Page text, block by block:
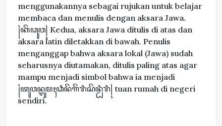
menggunakannya sebagai rujukan untuk belajar
membaca dan menulis dengan aksara Jawa.
꧌ꦏꦼꦣꦸꦮ꧍ Kedua, aksara Jawa ditulis di atas dan
aksara latin diletakkan di bawah. Penulis
menganggap bahwa aksara lokal (Jawa) sudah
seharusnya diutamakan, ditulis paling atas agar
mampu menjadi simbol bahwa ia menjadi
꧌ꦠꦸꦮꦤ꧀ꦫꦸꦩꦃꦣꦶꦤꦼꦒꦼꦫꦶꦱꦼꦤ꧀ꦝꦶꦫꦶ꧍ tuan rumah di negeri
sendiri.